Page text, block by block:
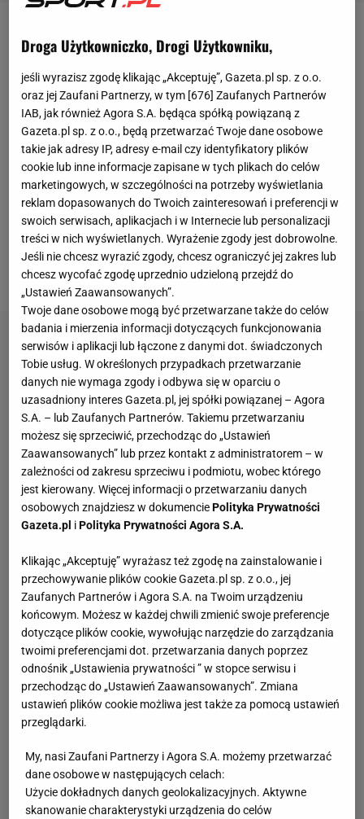
Bayer Leverkusen jest absolutną rewelacją tego
którego trenerem jest Xabi Alonso, nie przegrał
jeszcze żadnego spotkania we wszystkich
rozgrywkach. W lidze niemieckiej Bayer ma
trzynaście punktów przewagi nad drugim Bayernem
Monachium i coraz więcej wskazuje na to, że to ten
zespół przerwie dominację monachijczyków. W
Lidze Europy Leverkusen zagra o półfinał z West
Hamem United. W środowy wieczór Bayer mógł
wywalczyć awans dofinałuPucharu Niemiec.
Droga Użytkowniczko, Drogi Użytkowniku,
jeśli wyrazisz zgodę klikając „Akceptuję”, Gazeta.pl sp. z o.o.
oraz jej Zaufani Partnerzy, w tym [676] Zaufanych Partnerów
IAB, jak również Agora S.A. będąca spółką powiązaną z
Gazeta.pl sp. z o.o., będą przetwarzać Twoje dane osobowe
takie jak adresy IP, adresy e-mail czy identyfikatory plików
cookie lub inne informacje zapisane w tych plikach do celów
marketingowych, w szczególności na potrzeby wyświetlania
reklam dopasowanych do Twoich zainteresowań i preferencji w
swoich serwisach, aplikacjach i w Internecie lub personalizacji
treści w nich wyświetlanych. Wyrażenie zgody jest dobrowolne.
Jeśli nie chcesz wyrazić zgody, chcesz ograniczyć jej zakres lub
chcesz wycofać zgodę uprzednio udzieloną przejdź do
„Ustawień Zaawansowanych”.
Twoje dane osobowe mogą być przetwarzane także do celów
badania i mierzenia informacji dotyczących funkcjonowania
serwisów i aplikacji lub łączone z danymi dot. świadczonych
Tobie usług. W określonych przypadkach przetwarzanie
danych nie wymaga zgody i odbywa się w oparciu o
uzasadniony interes Gazeta.pl, jej spółki powiązanej – Agora
S.A. – lub Zaufanych Partnerów. Takiemu przetwarzaniu
możesz się sprzeciwić, przechodząc do „Ustawień
Zaawansowanych” lub przez kontakt z administratorem – w
zależności od zakresu sprzeciwu i podmiotu, wobec którego
jest kierowany. Więcej informacji o przetwarzaniu danych
osobowych znajdziesz w dokumenciePolityka Prywatności
Gazeta.pl iPolityka Prywatności Agora S.A.
Klikając „Akceptuję” wyrażasz też zgodę na zainstalowanie i
przechowywanie plików cookie Gazeta.pl sp. z o.o., jej
Zaufanych Partnerów i Agora S.A. na Twoim urządzeniu
końcowym. Możesz w każdej chwili zmienić swoje preferencje
dotyczące plików cookie, wywołując narzędzie do zarządzania
twoimi preferencjami dot. przetwarzania danych poprzez
odnośnik „Ustawienia prywatności ” w stopce serwisu i
przechodząc do „Ustawień Zaawansowanych”. Zmiana
ustawień plików cookie możliwa jest także za pomocą ustawień
przeglądarki.
My, nasi Zaufani Partnerzy i Agora S.A. możemy przetwarzać
dane osobowe w następujących celach:
Użycie dokładnych danych geolokalizacyjnych. Aktywne
skanowanie charakterystyki urządzenia do celów